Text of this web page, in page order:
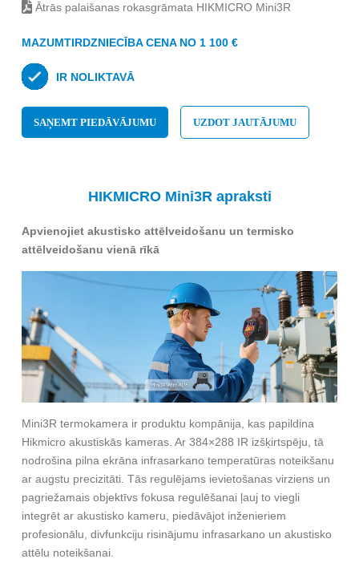
Ātrās palaišanas rokasgrāmata HIKMICRO Mini3R
MAZUMTIRDZNIECĪBA CENA NO 1 100 €
IR NOLIKTAVĀ
SAŅEMT PIEDĀVĀJUMU UZDOT JAUTĀJUMU
HIKMICRO Mini3R apraksti
Apvienojiet akustisko attēlveidošanu un termisko
attēlveidošanu vienā rīkā
Mini3R termokamera ir produktu kompānija, kas papildina
Hikmicro akustiskās kameras. Ar 384×288 IR izšķirtspēju, tā
nodrošina pilna ekrāna infrasarkano temperatūras noteikšanu
ar augstu precizitāti. Tās regulējams ievietošanas virziens un
pagriežamais objektīvs fokusa regulēšanai ļauj to viegli
integrēt ar akustisko kameru, piedāvājot inženieriem
profesionālu, divfunkciju risinājumu infrasarkano un akustisko
attēlu noteikšanai.